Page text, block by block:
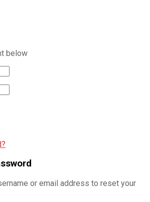
below
or email address to reset your